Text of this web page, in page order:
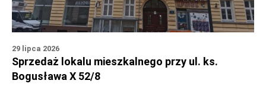
29 lipca 2026
Sprzedaż lokalu mieszkalnego przy ul. ks.
Bogusława X 52/8